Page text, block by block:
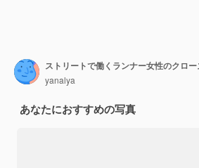
ストリートで働くランナー女性のクロ
yanalya
あなたにおすすめの写真